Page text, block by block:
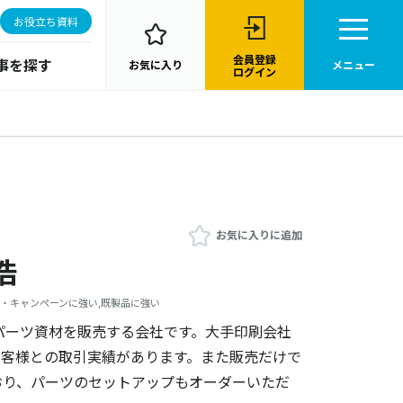
お役立ち資料
を探す お気に入り
会員登録
ログイン
メニュー
お気に入りに追加
キャンペーンに強い,既製品に強い
ツ資材を販売する会社です。大手印刷会社
様との取引実績があります。また販売だけで
、パーツのセットアップもオーダーいただ